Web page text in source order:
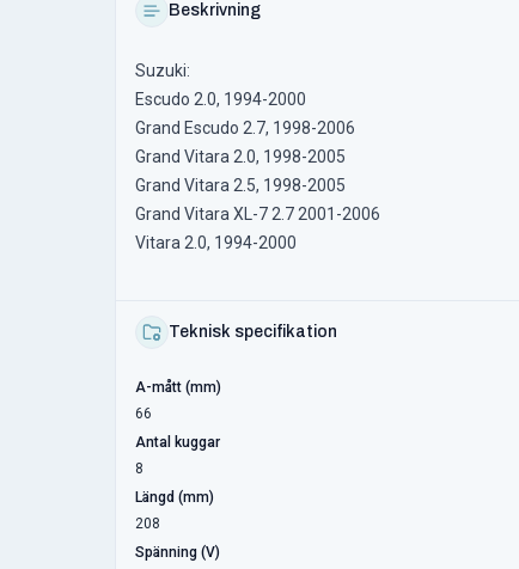
Beskrivning
Suzuki:
Escudo 2.0, 1994-2000
Grand Escudo 2.7, 1998-2006
Grand Vitara 2.0, 1998-2005
Grand Vitara 2.5, 1998-2005
Grand Vitara XL-7 2.7 2001-2006
Vitara 2.0, 1994-2000
Teknisk specifikation
A-mått (mm)
66
Antal kuggar
8
Längd (mm)
208
Spänning (V)